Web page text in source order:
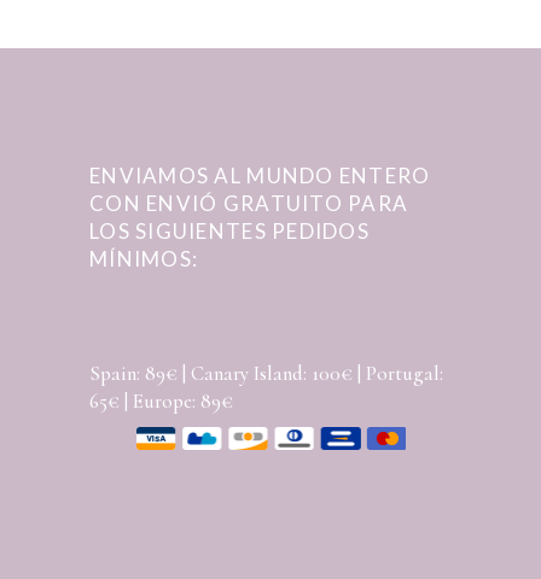
ENVIAMOS AL MUNDO ENTERO
CON ENVIÓ GRATUITO PARA
LOS SIGUIENTES PEDIDOS
MÍNIMOS:
Spain: 89€ | Canary Island: 100€ | Portugal:
65€ | Europe: 89€